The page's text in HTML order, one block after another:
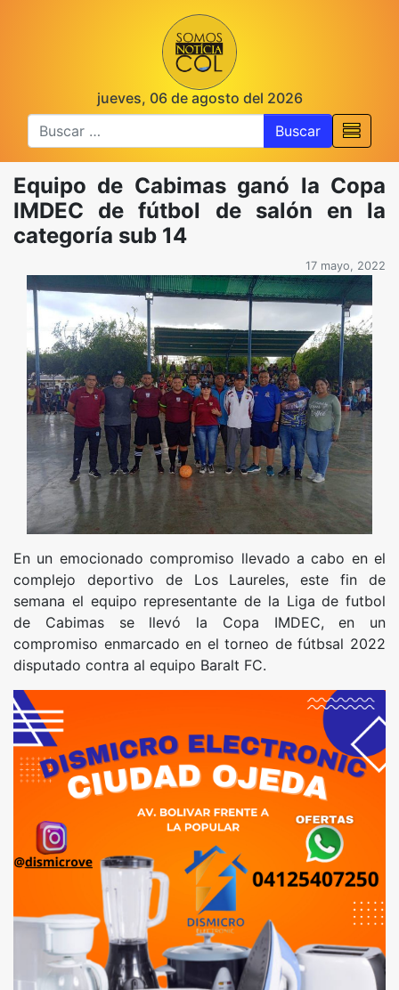
jueves, 06 de agosto del 2026
Buscar
Equipo de Cabimas ganó la Copa
IMDEC de fútbol de salón en la
categoría sub 14
17 mayo, 2022
En un emocionado compromiso llevado a cabo en el
complejo deportivo de Los Laureles, este fin de
semana el equipo representante de la Liga de futbol
de Cabimas se llevó la Copa IMDEC, en un
compromiso enmarcado en el torneo de fútbsal 2022
disputado contra al equipo Baralt FC.